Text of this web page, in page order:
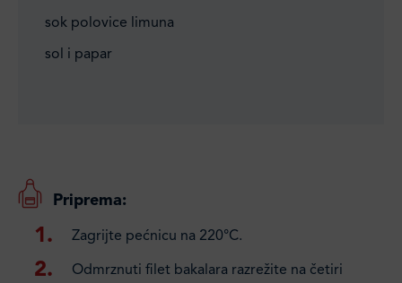
sok polovice limuna
sol i papar
Priprema:
Zagrijte pećnicu na 220°C.
Odmrznuti filet bakalara razrežite na četiri